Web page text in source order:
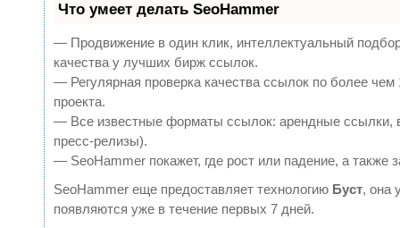
Что умеет делать SeoHammer
— Продвижение в один клик, интеллектуальный
качества у лучших бирж ссылок.
— Регулярная проверка качества ссылок по более
проекта.
— Все известные форматы ссылок: арендные ссылки,
пресс-релизы).
— SeoHammer покажет, где рост или падение, а также
SeoHammer еще предоставляет технологию Буст, она
появляются уже в течение первых 7 дней.